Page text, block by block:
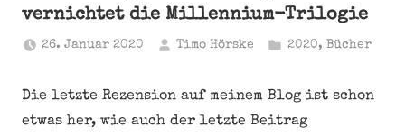
vernichtet die Millennium-Trilogie
26. Januar 2020 Timo Hörske 2020, Bücher
Die letzte Rezension auf meinem Blog ist schon
etwas her, wie auch der letzte Beitrag